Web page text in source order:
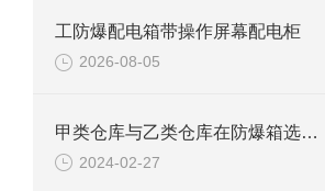
工防爆配电箱带操作屏幕配电柜
2026-08-05
甲类仓库与乙类仓库在防爆箱选择方面有什么区别
2024-02-27